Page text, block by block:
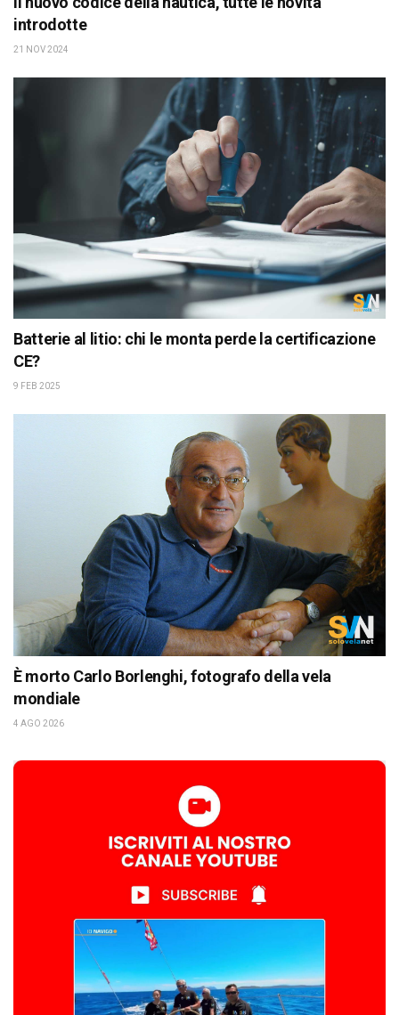
introdotte
21 NOV 2024
Batterie al litio: chi le monta perde la certificazione
CE?
9 FEB 2025
È morto Carlo Borlenghi, fotografo della vela
mondiale
4 AGO 2026